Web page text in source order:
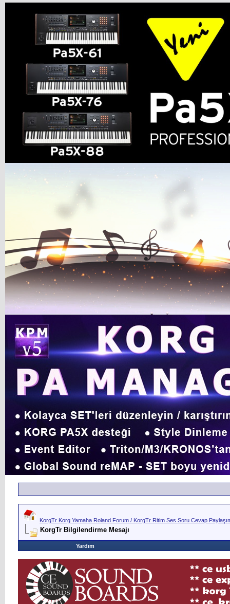
KorgTr Korg Yamaha Roland Forum / KorgTr Ritim Ses Soru Cevap
KorgTr Bilgilendirme Mesajı
Yardım